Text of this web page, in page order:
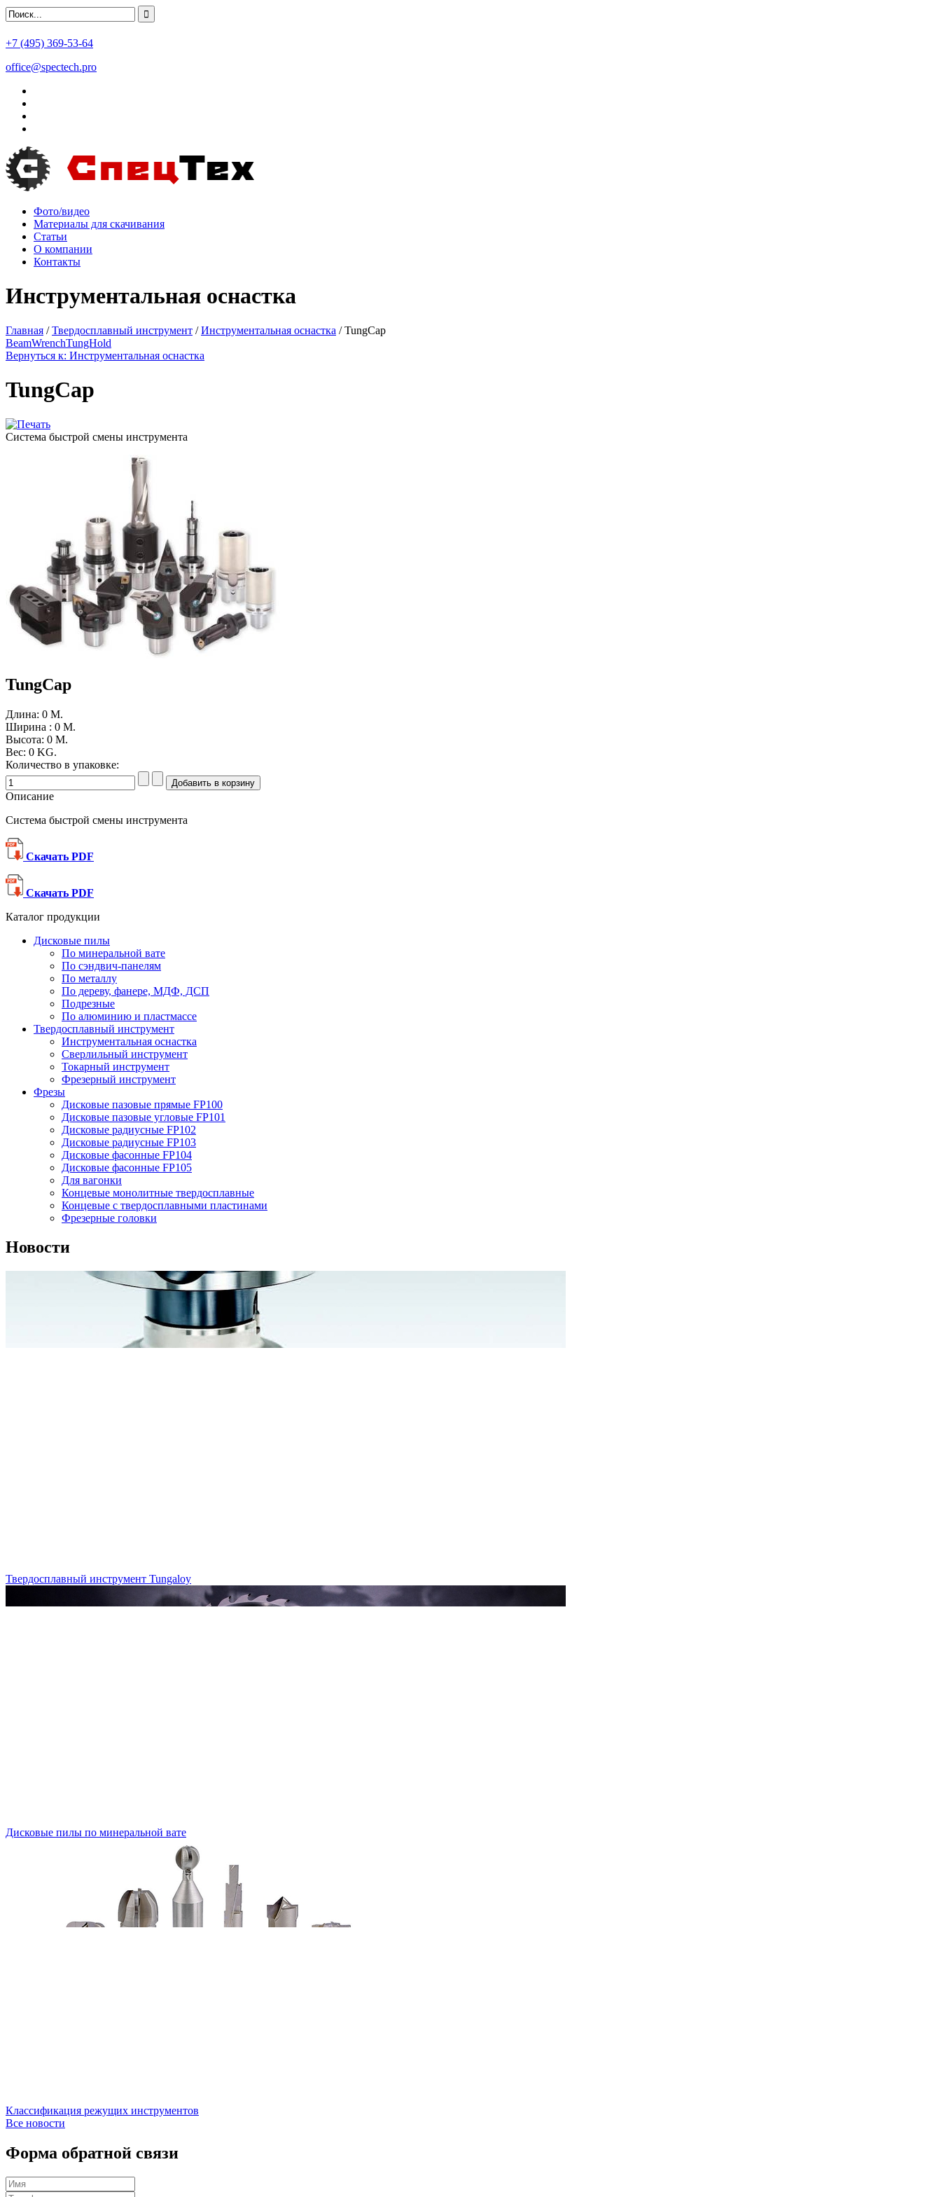
+7 (495) 369-53-64
office@spectech.pro
Фото/видео
Материалы для скачивания
Статьи
О компании
Контакты
Инструментальная оснастка
Главная /Твердосплавный инструмент /Инструментальная оснастка /TungCap
BeamWrenchTungHold
Вернуться к: Инструментальная оснастка
TungCap
Система быстрой смены инструмента
TungCap
Длина: 0 M.
Ширина : 0 M.
Высота: 0 M.
Вес: 0 KG.
Количество в упаковке:
Описание
Система быстрой смены инструмента
Скачать PDF
Скачать PDF
Каталог продукции
Дисковые пилы
По минеральной вате
По сэндвич-панелям
По металлу
По дереву, фанере, МДФ, ДСП
Подрезные
По алюминию и пластмассе
Твердосплавный инструмент
Инструментальная оснастка
Сверлильный инструмент
Токарный инструмент
Фрезерный инструмент
Фрезы
Дисковые пазовые прямые FP100
Дисковые пазовые угловые FP101
Дисковые радиусные FP102
Дисковые радиусные FP103
Дисковые фасонные FP104
Дисковые фасонные FP105
Для вагонки
Концевые монолитные твердосплавные
Концевые с твердосплавными пластинами
Фрезерные головки
Новости
Твердосплавный инструмент Tungaloy
Дисковые пилы по минеральной вате
Классификация режущих инструментов
Все новости
Форма обратной связи